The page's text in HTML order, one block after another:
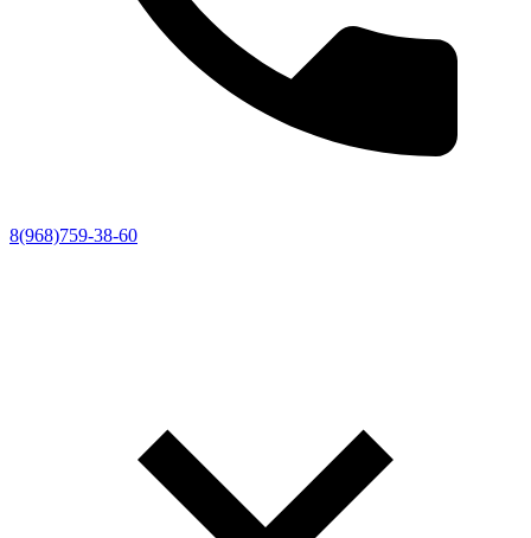
8(968)759-38-60